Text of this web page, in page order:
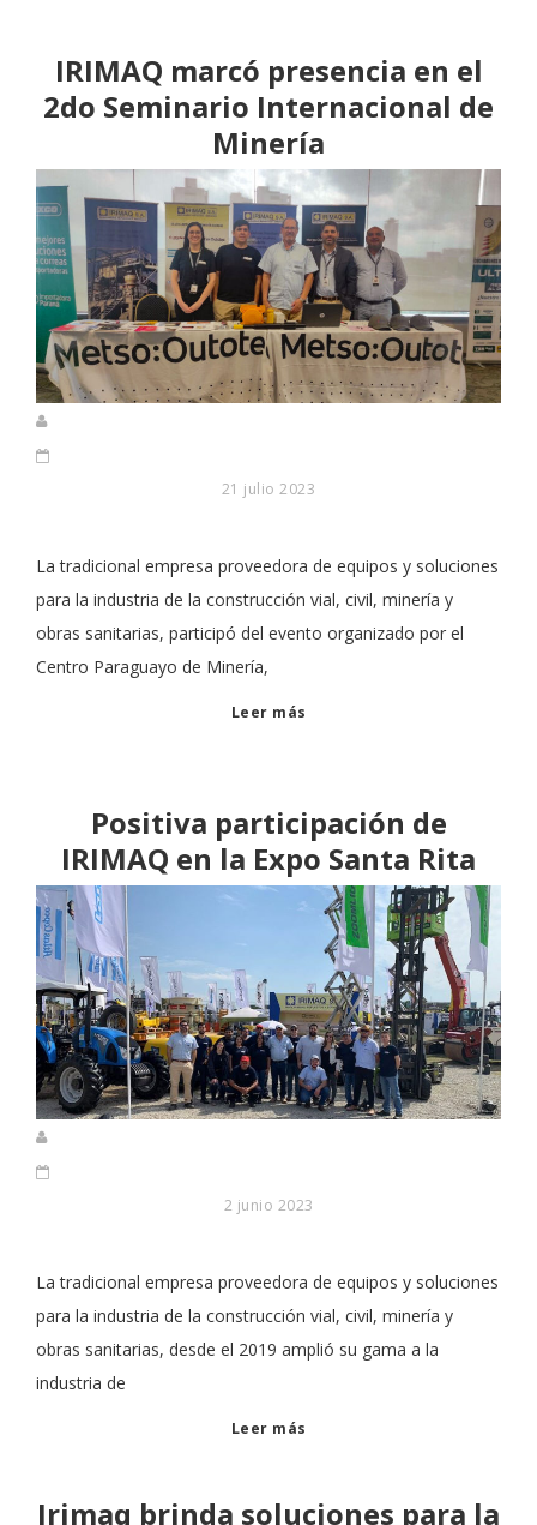
IRIMAQ marcó presencia en el
2do Seminario Internacional de
Minería
21 julio 2023
La tradicional empresa proveedora de equipos y soluciones
para la industria de la construcción vial, civil, minería y
obras sanitarias, participó del evento organizado por el
Centro Paraguayo de Minería,
Leer más
Positiva participación de
IRIMAQ en la Expo Santa Rita
2 junio 2023
La tradicional empresa proveedora de equipos y soluciones
para la industria de la construcción vial, civil, minería y
obras sanitarias, desde el 2019 amplió su gama a la
industria de
Leer más
Irimaq brinda soluciones para la